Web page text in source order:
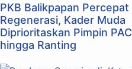
PKB Balikpapan Percepat
Regenerasi, Kader Muda
Diprioritaskan Pimpin PAC
hingga Ranting